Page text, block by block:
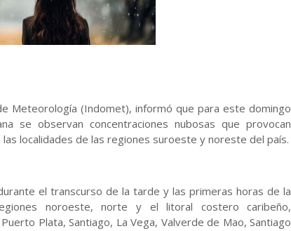
Meteorología (Indomet), informó que para este domingo
se observan concentraciones nubosas que provocan
localidades de las regiones suroeste y noreste del país.
el transcurso de la tarde y las primeras horas de la
noroeste, norte y el litoral costero caribeño,
Plata, Santiago, La Vega, Valverde de Mao, Santiago